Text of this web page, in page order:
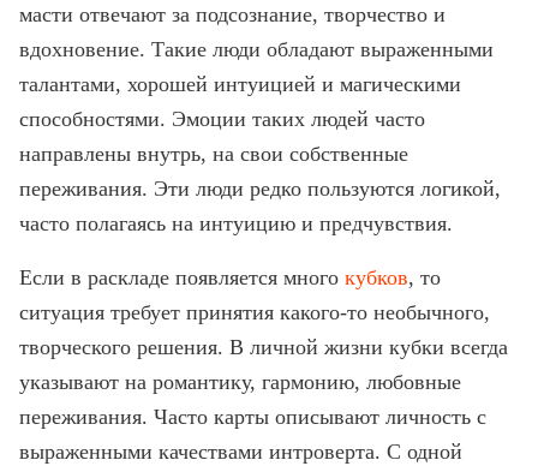
масти отвечают за подсознание, творчество и
вдохновение. Такие люди обладают выраженными
талантами, хорошей интуицией и магическими
способностями. Эмоции таких людей часто
направлены внутрь, на свои собственные
переживания. Эти люди редко пользуются логикой,
часто полагаясь на интуицию и предчувствия.
Если в раскладе появляется много кубков, то
ситуация требует принятия какого-то необычного,
творческого решения. В личной жизни кубки всегда
указывают на романтику, гармонию, любовные
переживания. Часто карты описывают личность с
выраженными качествами интроверта. С одной